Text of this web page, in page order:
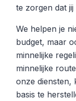
te zorgen dat
We helpen je
budget, maar
minnelijke
minnelijke
onze diensten,
basis te